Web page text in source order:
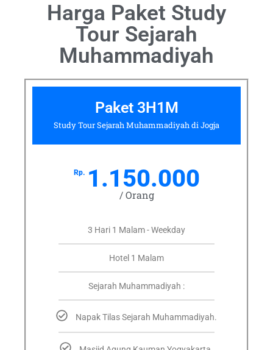
Harga Paket Study
Tour Sejarah
Muhammadiyah
Paket 3H1M
Study Tour Sejarah Muhammadiyah di Jogja
Rp. 1.150.000
/ Orang
3 Hari 1 Malam - Weekday
Hotel 1 Malam
Sejarah Muhammadiyah :
Napak Tilas Sejarah Muhammadiyah.